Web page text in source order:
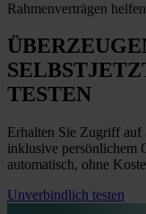
Rahmenverträgen
SELBST
TESTEN
Erhalten Sie Zugriff auf
inklusive persönlichem
automatisch, ohne
Unverbindlich testen